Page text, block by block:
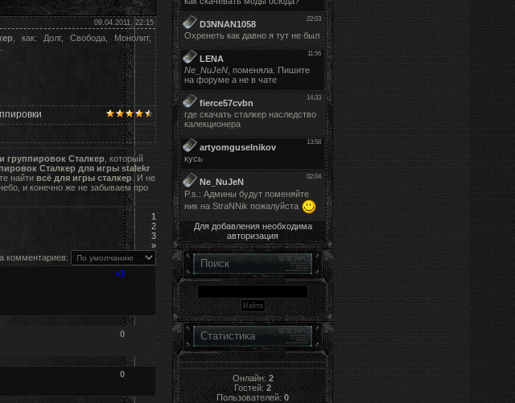
09.04.2011, 22:15
, как: Долг, Свобода, Монолит,
группировок Сталкер , который
Сталкер для игры stalekr
найти всё для игры сталкер. И не
и конечно же не забываем про
1
2
3
»
комментариев:
+3
0
0
Для добавления необходима
авторизация
Поиск
Статистика
Онлайн: 2
Гостей:2
Пользователей: 0